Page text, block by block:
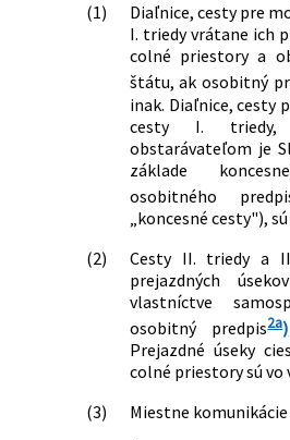
(1)
Diaľnice, cesty pre
I. triedy vrátane ich
colné priestory a
štátu, ak osobitný
inak. Diaľnice, cesty
cesty I. triedy,
obstarávateľom je
základe
osobitného
„koncesné cesty"),
(2)
Cesty II. triedy a
prejazdných
vlastníctve
osobitný predpis2a)
Prejazdné úseky
colné priestory sú
(3)
Miestne